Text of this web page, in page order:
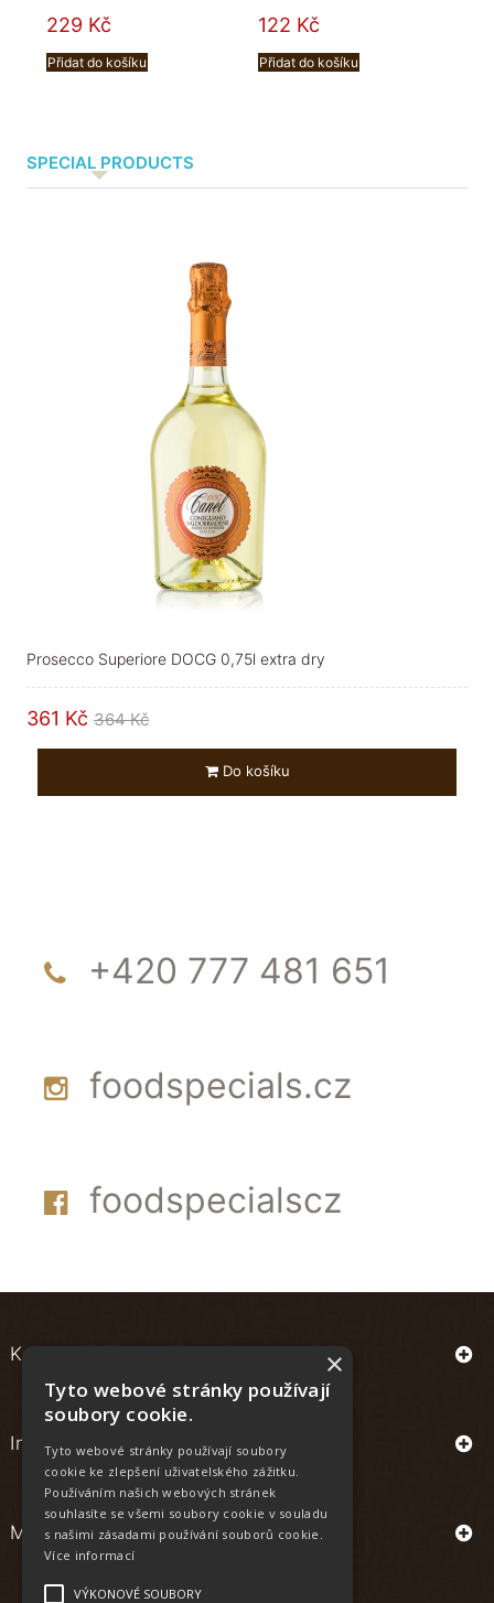
229 Kč
Přidat do košíku
122 Kč
Přidat do košíku
SPECIAL PRODUCTS
Prosecco Superiore DOCG 0,75l extra dry
361 Kč 364 Kč
Do košíku
+420 777 481 651
foodspecials.cz
foodspecialscz
Kontakt
Informace
Můj účet
×
Tyto webové stránky používají
soubory cookie.
Tyto webové stránky používají soubory
cookie ke zlepšení uživatelského zážitku.
Používáním našich webových stránek
souhlasíte se všemi soubory cookie v souladu
s našimi zásadami používání souborů cookie.
Více informací
VÝKONOVÉ SOUBORY